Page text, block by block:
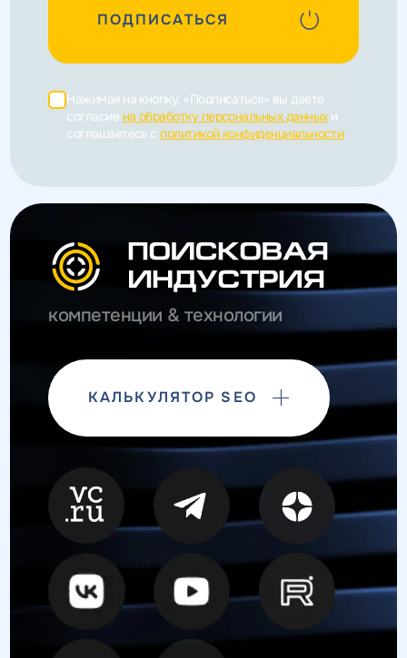
ПОДПИСАТЬСЯ
Нажимая на кнопку, «Подписаться» вы даете
согласие на обработку персональных данныхи
соглашаетесь c политикой конфиденциальности
компетенции & технологии
КАЛЬКУЛЯТОР SEO